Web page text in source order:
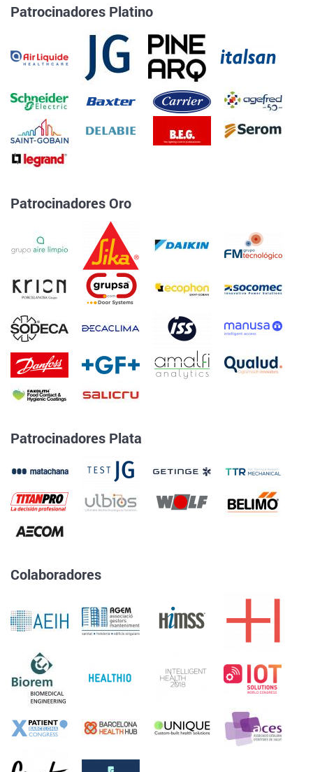
Patrocinadores Platino
Patrocinadores Oro
Patrocinadores Plata
Colaboradores